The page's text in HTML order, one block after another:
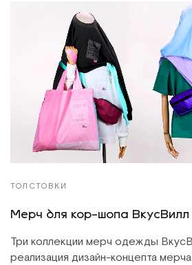
ТОЛСТОВКИ
Мерч для кор-шопа ВкусВилл
Три коллекции мерч одежды
реализация дизайн-концепта